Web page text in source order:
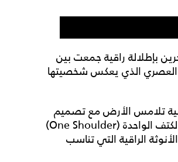
بإطلالة راقية جمعت بين
العصري الذي يعكس شخصيتها
تلامس الأرض مع تصميم
ضيّق يحدد قوامها بطريقة أنيقة، واعتمد التصميم على قصة الكتف الواحدة (One Shoulder)
الراقية التي تناسب